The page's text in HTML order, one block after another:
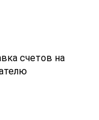
счетов на